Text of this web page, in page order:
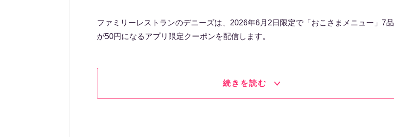
ファミリーレストランのデニーズは、2026年6月2日限定で「おこさまメニュー」7品
が50円になるアプリ限定クーポンを配信します。
続きを読む